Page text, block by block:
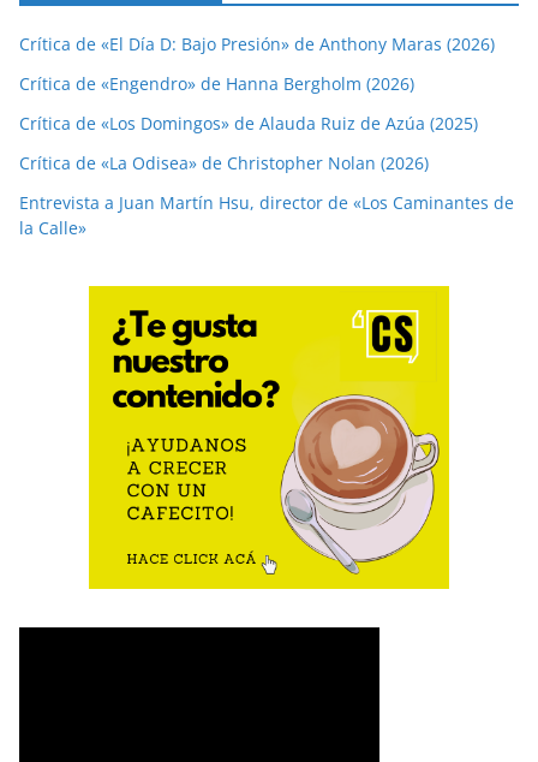
Crítica de «El Día D: Bajo Presión» de Anthony Maras (2026)
Crítica de «Engendro» de Hanna Bergholm (2026)
Crítica de «Los Domingos» de Alauda Ruiz de Azúa (2025)
Crítica de «La Odisea» de Christopher Nolan (2026)
Entrevista a Juan Martín Hsu, director de «Los Caminantes de
la Calle»